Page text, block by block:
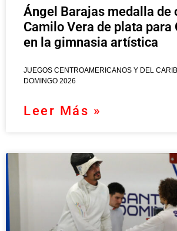
Ángel Barajas medalla de
Camilo Vera de plata para
en la gimnasia artística
JUEGOS CENTROAMERICANOS Y DEL
DOMINGO 2026
Leer Más »